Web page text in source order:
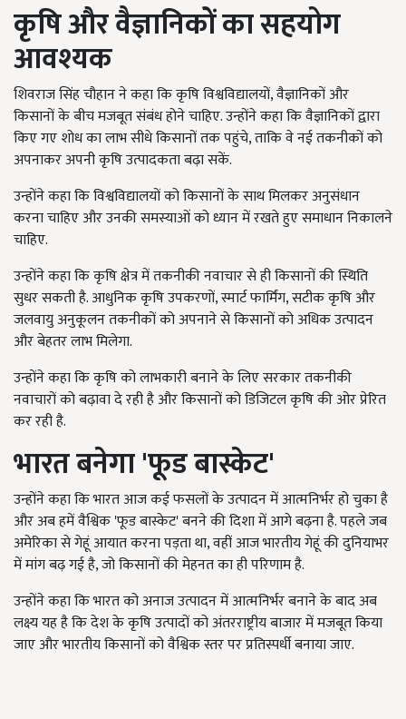
कृषि और वैज्ञानिकों का सहयोग
आवश्यक
शिवराज सिंह चौहान ने कहा कि कृषि विश्वविद्यालयों, वैज्ञानिकों और
किसानों के बीच मजबूत संबंध होने चाहिए. उन्होंने कहा कि वैज्ञानिकों द्वारा
किए गए शोध का लाभ सीधे किसानों तक पहुंचे, ताकि वे नई तकनीकों को
अपनाकर अपनी कृषि उत्पादकता बढ़ा सकें.
उन्होंने कहा कि विश्वविद्यालयों को किसानों के साथ मिलकर अनुसंधान
करना चाहिए और उनकी समस्याओं को ध्यान में रखते हुए समाधान निकालने
चाहिए.
उन्होंने कहा कि कृषि क्षेत्र में तकनीकी नवाचार से ही किसानों की स्थिति
सुधर सकती है. आधुनिक कृषि उपकरणों, स्मार्ट फार्मिंग, सटीक कृषि और
जलवायु अनुकूलन तकनीकों को अपनाने से किसानों को अधिक उत्पादन
और बेहतर लाभ मिलेगा.
उन्होंने कहा कि कृषि को लाभकारी बनाने के लिए सरकार तकनीकी
नवाचारों को बढ़ावा दे रही है और किसानों को डिजिटल कृषि की ओर प्रेरित
कर रही है.
भारत बनेगा 'फूड बास्केट'
उन्होंने कहा कि भारत आज कई फसलों के उत्पादन में आत्मनिर्भर हो चुका है
और अब हमें वैश्विक 'फूड बास्केट' बनने की दिशा में आगे बढ़ना है. पहले जब
अमेरिका से गेहूं आयात करना पड़ता था, वहीं आज भारतीय गेहूं की दुनियाभर
में मांग बढ़ गई है, जो किसानों की मेहनत का ही परिणाम है.
उन्होंने कहा कि भारत को अनाज उत्पादन में आत्मनिर्भर बनाने के बाद अब
लक्ष्य यह है कि देश के कृषि उत्पादों को अंतरराष्ट्रीय बाजार में मजबूत किया
जाए और भारतीय किसानों को वैश्विक स्तर पर प्रतिस्पर्धी बनाया जाए.